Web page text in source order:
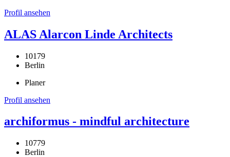
Profil ansehen
ALAS Alarcon Linde Architects
10179
Berlin
Planer
Profil ansehen
archiformus - mindful architecture
10779
Berlin